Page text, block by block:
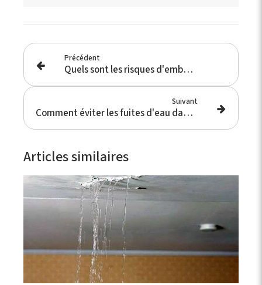
Précédent
Quels sont les risques d'embaucher un plombier sans licence ?
Suivant
Comment éviter les fuites d'eau dans les toilettes ?
Articles similaires